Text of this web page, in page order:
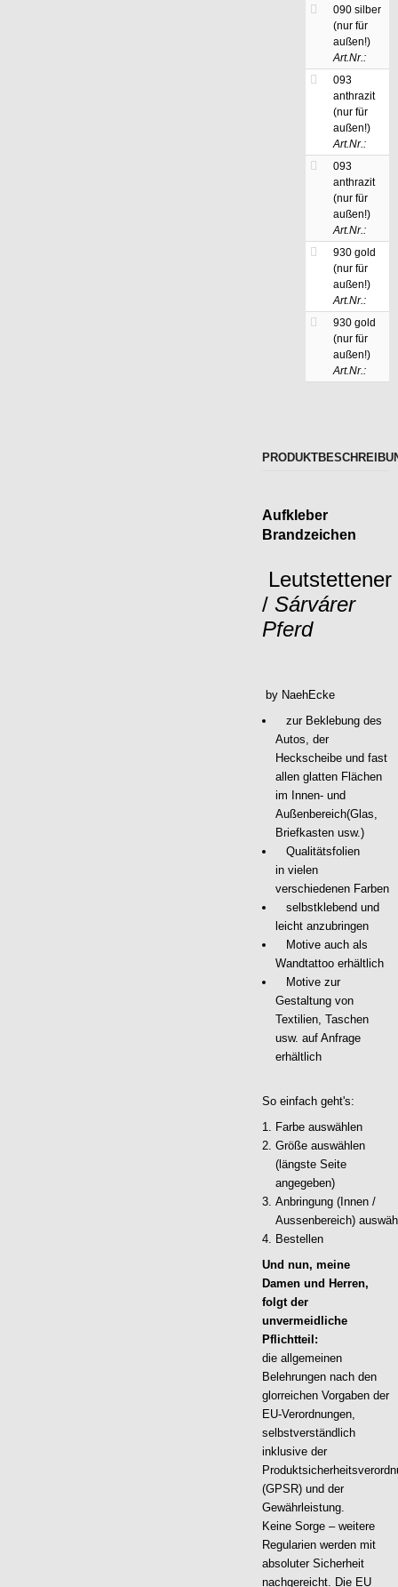
090 silber
(nur für
außen!)
Art.Nr.:
093
anthrazit
(nur für
außen!)
Art.Nr.:
093
anthrazit
(nur für
außen!)
Art.Nr.:
930 gold
(nur für
außen!)
Art.Nr.:
930 gold
(nur für
außen!)
Art.Nr.:
Aufkleber
Brandzeichen
Leutstettener
/ Sárvárer
Pferd
by NaehEcke
zur Beklebung des
Autos, der
Heckscheibe und fast
allen glatten Flächen
im Innen- und
Außenbereich(Glas,
Briefkasten usw.)
Qualitätsfolien
in vielen
verschiedenen Farben
selbstklebend und
leicht anzubringen
Motive auch als
Wandtattoo erhältlich
Motive zur
Gestaltung von
Textilien, Taschen
usw. auf Anfrage
erhältlich
So einfach geht's:
Farbe auswählen
Größe auswählen
(längste Seite
angegeben)
Anbringung (Innen /
Aussenbereich)
Bestellen
Und nun, meine
Damen und Herren,
folgt der
unvermeidliche
Pflichtteil:
die allgemeinen
Belehrungen nach den
glorreichen Vorgaben der
EU-Verordnungen,
selbstverständlich
inklusive der
(GPSR) und der
Gewährleistung.
Keine Sorge – weitere
Regularien werden mit
absoluter Sicherheit
nachgereicht. Die EU